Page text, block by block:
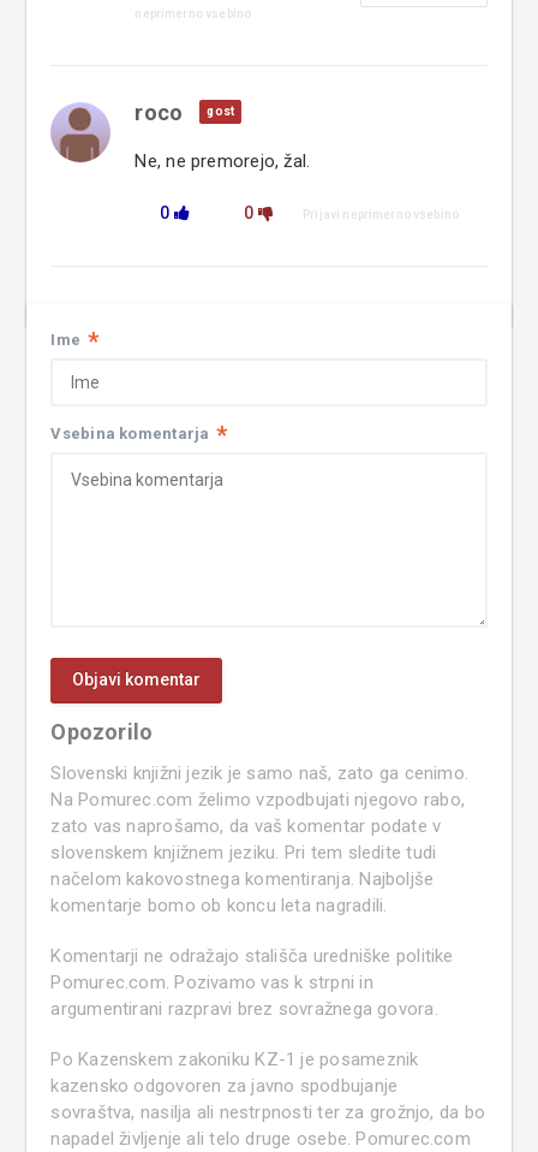
neprimerno vsebino
roco gost
Ne, ne premorejo, žal.
0 0 Prijavi neprimerno vsebino
Ime *
Vsebina komentarja *
Opozorilo
Slovenski knjižni jezik je samo naš, zato ga cenimo.
Na Pomurec.com želimo vzpodbujati njegovo rabo,
zato vas naprošamo, da vaš komentar podate v
slovenskem knjižnem jeziku. Pri tem sledite tudi
načelom kakovostnega komentiranja. Najboljše
komentarje bomo ob koncu leta nagradili.
Komentarji ne odražajo stališča uredniške politike
Pomurec.com. Pozivamo vas k strpni in
argumentirani razpravi brez sovražnega govora.
Po Kazenskem zakoniku KZ-1 je posameznik
kazensko odgovoren za javno spodbujanje
sovraštva, nasilja ali nestrpnosti ter za grožnjo, da bo
napadel življenje ali telo druge osebe. Pomurec.com